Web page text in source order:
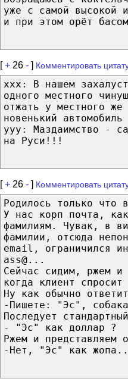
уже с самой высокой
и при этом орëт
[+ 26 - ] Комментировать
ххх: В нашем
одного местного
отжать у местного же
новенький
ууу: Маздаимство -
на Руси!!!
[+ 26 - ] Комментировать
Родилось только что
У нас корп почта,
фамилиям. Чувак, в
фамилии, отсюда
email, ограничился
ass@...
Сейчас сидим, ржем и
когда клиент
Ну как обычно
-Пишете: "Эс",
Последует
- "Эс" как доллар ?
Ржем и представляем
-Нет, "Эс" как